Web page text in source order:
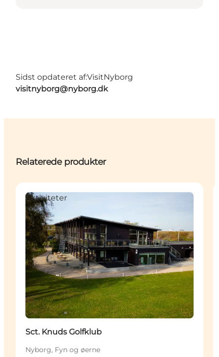
Sidst opdateret af:VisitNyborg
visitnyborg@nyborg.dk
Relaterede produkter
Aktiviteter
Sct. Knuds Golfklub
Nyborg, Fyn og øerne